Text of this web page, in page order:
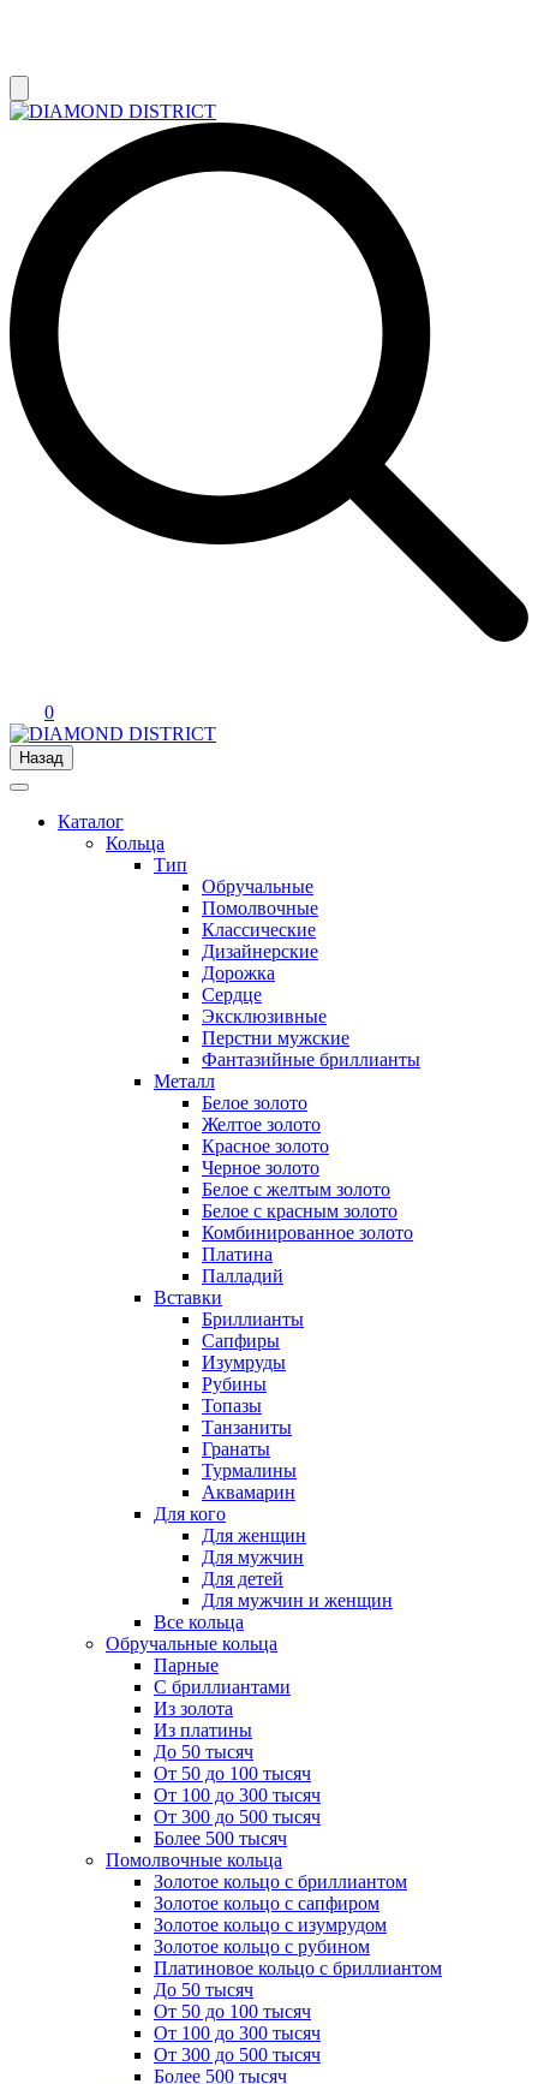
0
Назад
Каталог
Кольца
Тип
Обручальные
Помолвочные
Классические
Дизайнерские
Дорожка
Сердце
Эксклюзивные
Перстни мужские
Фантазийные бриллианты
Металл
Белое золото
Желтое золото
Красное золото
Черное золото
Белое с желтым золото
Белое с красным золото
Комбинированное золото
Платина
Палладий
Вставки
Бриллианты
Сапфиры
Изумруды
Рубины
Топазы
Танзаниты
Гранаты
Турмалины
Аквамарин
Для кого
Для женщин
Для мужчин
Для детей
Для мужчин и женщин
Все кольца
Обручальные кольца
Парные
С бриллиантами
Из золота
Из платины
До 50 тысяч
От 50 до 100 тысяч
От 100 до 300 тысяч
От 300 до 500 тысяч
Более 500 тысяч
Помолвочные кольца
Золотое кольцо с бриллиантом
Золотое кольцо с сапфиром
Золотое кольцо с изумрудом
Золотое кольцо с рубином
Платиновое кольцо с бриллиантом
До 50 тысяч
От 50 до 100 тысяч
От 100 до 300 тысяч
От 300 до 500 тысяч
Более 500 тысяч